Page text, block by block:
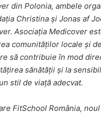
din Polonia, ambele
Christina și Jonas af
Asociația Medicover
comunităților locale și
să contribuie în mod
sănătății și la
stil de viață adecvat.
FitSchool România,